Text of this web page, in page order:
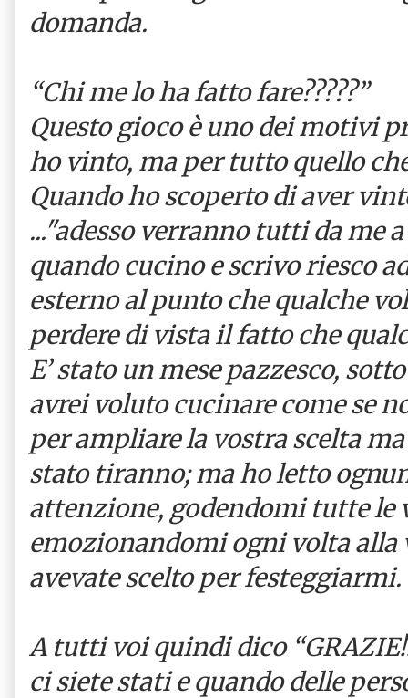
domanda.
“Chi me lo ha fatto fare?????”
Questo gioco è uno dei motivi
ho vinto, ma per tutto quello
Quando ho scoperto di aver
..."adesso verranno tutti da me
quando cucino e scrivo riesco
esterno al punto che qualche
perdere di vista il fatto che
E’ stato un mese pazzesco,
avrei voluto cucinare come se
per ampliare la vostra scelta
stato tiranno; ma ho letto
attenzione, godendomi tutte le
emozionandomi ogni volta alla
avevate scelto per festeggiarmi.
A tutti voi quindi dico
ci siete stati e quando delle